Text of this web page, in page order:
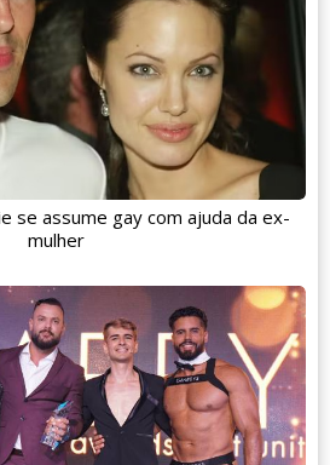
se assume gay com ajuda da ex-
mulher